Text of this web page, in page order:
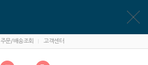
주문/배송조회 고객센터